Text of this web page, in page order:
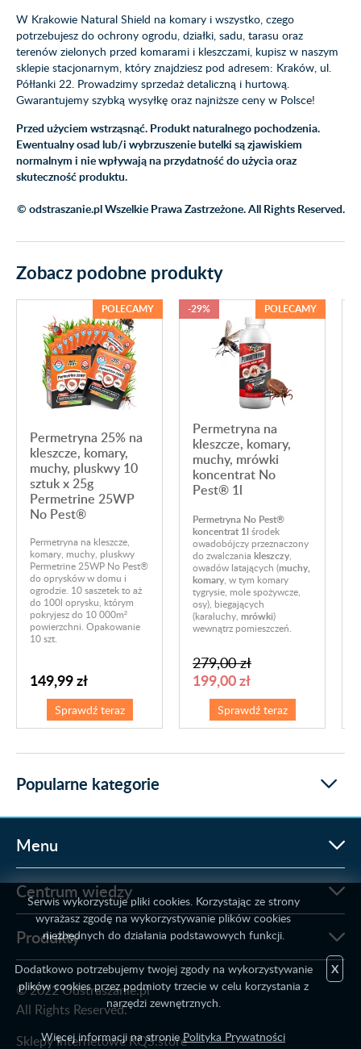
W Krakowie Natural Shield na komary i wszystko, czego
potrzebujesz do ochrony ogrodu, działki, sadu, tarasu oraz
terenów zielonych przed komarami i kleszczami, kupisz w naszym
sklepie stacjonarnym, który znajdziesz pod adresem: Kraków, ul.
Półłanki 22. Prowadzimy sprzedaż detaliczną i hurtową.
Gwarantujemy szybką wysyłkę oraz najniższe ceny w Polsce!
Przed użyciem wstrząsnąć. Produkt naturalnego pochodzenia.
Ewentualny osad lub/i wybrzuszenie butelki są zjawiskiem
normalnym i nie wpływają na przydatność do użycia oraz
skuteczność produktu.
© odstraszanie.pl Wszelkie Prawa Zastrzeżone. All Rights Reserved.
Zobacz podobne produkty
Permetryna 25% na
kleszcze, komary,
muchy, pluskwy 10
sztuk x 25g
Permetrine 25WP
No Pest®
POLECAMY
Permetryna na kleszcze,
komary, muchy, pluskwy
Permetrine 25WP No Pest®
do oprysków w domu i
ogrodzie. 10 saszetek to aż
do 100l oprysku, którym
pokryjesz do 10 000m²
powierzchni. Opakowanie
10 szt.
149,99 zł
Sprawdź teraz
Permetryna na
kleszcze, komary,
muchy, mrówki
koncentrat No
Pest® 1l
-29% POLECAMY
Permetryna No Pest®
koncentrat 1lśrodek
owadobójczy przeznaczony
do zwalczania kleszczy
owadów latających (muchy,
komary , w tym komary
tygrysie, mole spożywcze,
osy), biegających
(karaluchy, mrówki)
wewnątrz pomieszczeń.
279,00 zł
199,00 zł
Sprawdź teraz
Popularne kategorie
Menu
Centrum wiedzy
Produkty
© 2022 Odstraszanie.pl
All Rights Reserved.
Sklepy Internetowe KQS.store
Serwis wykorzystuje pliki cookies. Korzystając ze strony
wyrażasz zgodę na wykorzystywanie plików cookies
niezbędnych do działania podstawowych funkcji.
Dodatkowo potrzebujemy twojej zgody na wykorzystywanie
plików cookies przez podmioty trzecie w celu korzystania z
narzędzi zewnętrznych.
Więcej informacji na stroniePolityka Prywatności
X